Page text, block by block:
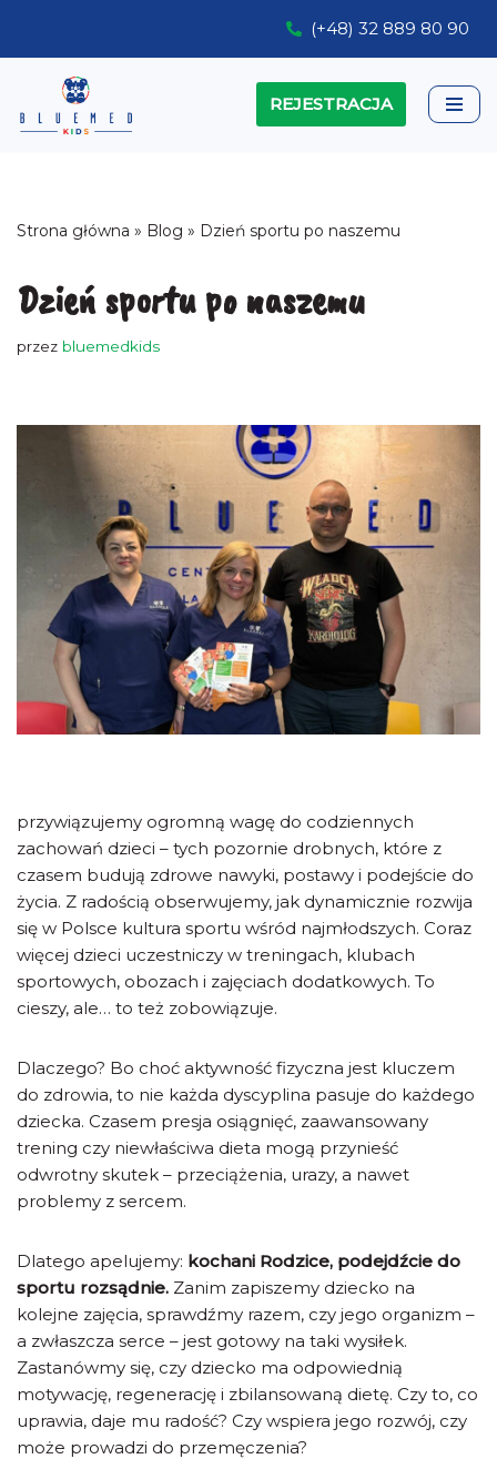
Przejdź
treści
(+48) 32 889 80 90
REJESTRACJA
Strona główna » Blog » Dzień sportu po naszemu
Dzień sportu po naszemu
przez bluemedkids
przywiązujemy ogromną wagę do codziennych
zachowań dzieci – tych pozornie drobnych, które z
czasem budują zdrowe nawyki, postawy i podejście do
życia. Z radością obserwujemy, jak dynamicznie rozwija
się w Polsce kultura sportu wśród najmłodszych. Coraz
więcej dzieci uczestniczy w treningach, klubach
sportowych, obozach i zajęciach dodatkowych. To
cieszy, ale… to też zobowiązuje.
Dlaczego? Bo choć aktywność fizyczna jest kluczem
do zdrowia, to nie każda dyscyplina pasuje do każdego
dziecka. Czasem presja osiągnięć, zaawansowany
trening czy niewłaściwa dieta mogą przynieść
odwrotny skutek – przeciążenia, urazy, a nawet
problemy z sercem.
Dlatego apelujemy: kochani Rodzice, podejdźcie do
sportu rozsądnie. Zanim zapiszemy dziecko na
kolejne zajęcia, sprawdźmy razem, czy jego organizm –
a zwłaszcza serce – jest gotowy na taki wysiłek.
Zastanówmy się, czy dziecko ma odpowiednią
motywację, regenerację i zbilansowaną dietę. Czy to, co
uprawia, daje mu radość? Czy wspiera jego rozwój, czy
może prowadzi do przemęczenia?